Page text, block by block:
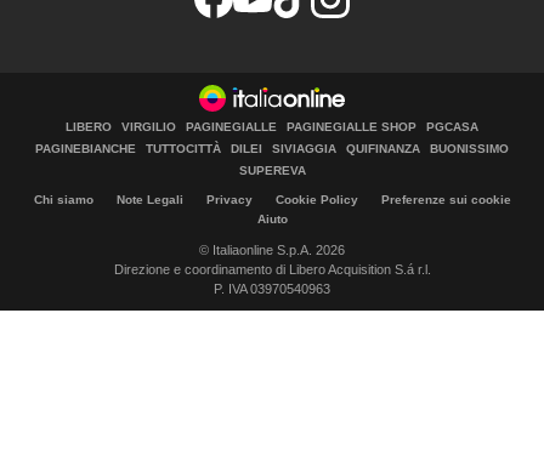
LIBERO VIRGILIO PAGINEGIALLE PAGINEGIALLE SHOP
PGCASA
PAGINEBIANCHE
TUTTOCITTÀ DILEI SIVIAGGIA QUIFINANZA
BUONISSIMO
SUPEREVA
Chi siamo Note Legali Privacy Cookie Policy
Preferenze sui cookie
Aiuto
© Italiaonline S.p.A. 2026
Direzione e coordinamento di Libero Acquisition S.á r.l.
P. IVA 03970540963